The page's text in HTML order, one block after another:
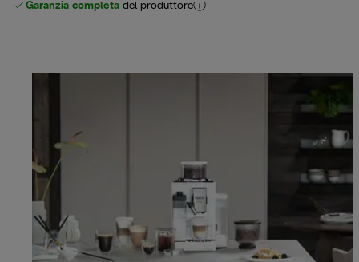
Garanzia completa del produttore